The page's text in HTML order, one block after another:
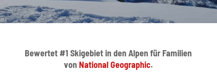
Bewertet #1 Skigebiet in den Alpen für Familien
von National Geographic.